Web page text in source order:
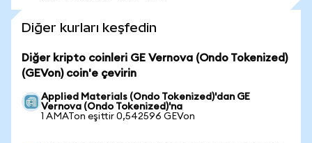
Diğer kurları keşfedin
Diğer kripto coinleri GE Vernova (Ondo Tokenized)
(GEVon) coin'e çevirin
Applied Materials (Ondo Tokenized)'dan GE
Vernova (Ondo Tokenized)'na
1 AMATon eşittir 0,542596 GEVon